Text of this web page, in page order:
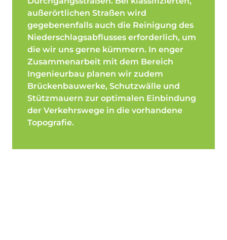
außerörtlichen Straßen wird
gegebenenfalls auch die Reinigung des
Niederschlagsabflusses erforderlich, um
die wir uns gerne kümmern. In enger
Zusammenarbeit mit dem Bereich
Ingenieurbau planen wir zudem
Brückenbauwerke, Schutzwälle und
Stützmauern zur optimalen Einbindung
der Verkehrswege in die vorhandene
Topografie.